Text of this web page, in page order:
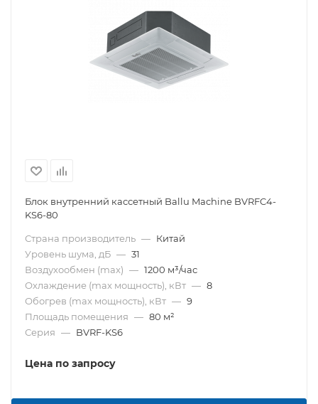
Блок внутренний кассетный Ballu Machine BVRFC4-
KS6-80
Страна производитель — Китай
Уровень шума, дБ — 31
Воздухообмен (max) — 1200 м³/час
Охлаждение (max мощность), кВт — 8
Обогрев (max мощность), кВт — 9
Площадь помещения — 80 м²
Серия — BVRF-KS6
Цена по запросу